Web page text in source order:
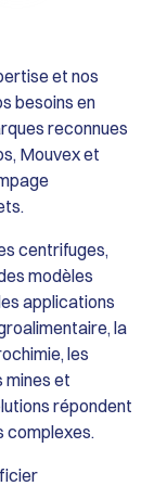
cSt (modèle
et jusqu’à
12 mm et
résistance.
N Alimentaire
ou ISO
mécaniques,
de fuites et de
d’usure,
et nos
besoins en
reconnues
Mouvex et
centrifuges,
modèles
applications
la
les
mines et
répondent
complexes.